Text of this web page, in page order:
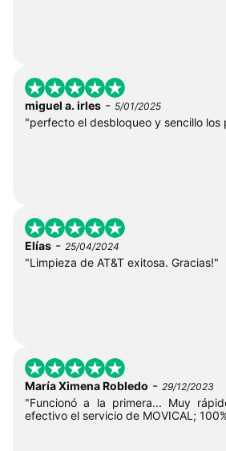
miguel a. irles - 5/01/2025
"perfecto el desbloqueo y sencillo los
Elías - 25/04/2024
"Limpieza de AT&T exitosa. Gracias!"
María Ximena Robledo - 29/12/2023
"Funcionó a la primera... Muy
efectivo el servicio de MOVICAL;